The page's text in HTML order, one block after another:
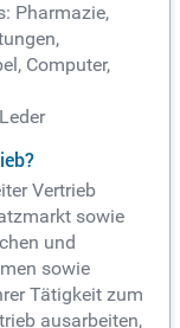
Pharmazie,
Computer,
Vertrieb
sowie
und
sowie
Tätigkeit zum
ausarbeiten,